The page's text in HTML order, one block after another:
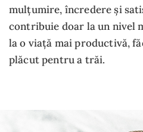
mulțumire, încredere și
contribuie doar la un nivel
la o viață mai productivă,
plăcut pentru a trăi.